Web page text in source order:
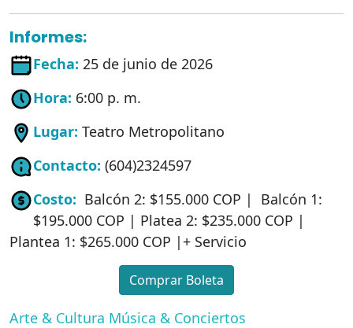
Informes:
Fecha: 25 de junio de 2026
Hora: 6:00 p. m.
Lugar: Teatro Metropolitano
Contacto: (604)2324597
Costo: Balcón 2: $155.000 COP | Balcón 1:
$195.000 COP | Platea 2: $235.000 COP |
Plantea 1: $265.000 COP |+ Servicio
Comprar Boleta
Arte & Cultura Música & Conciertos